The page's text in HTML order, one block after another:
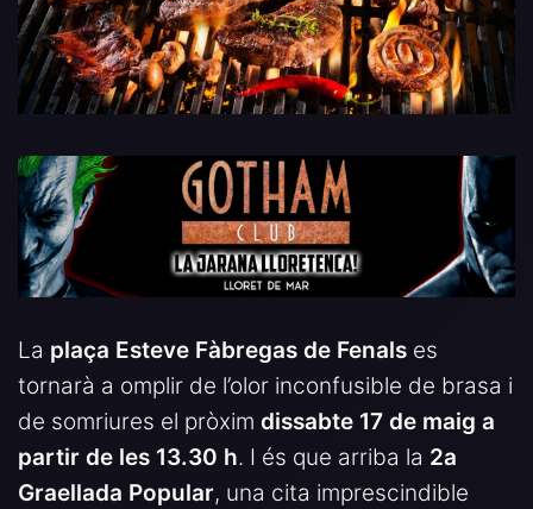
La plaça Esteve Fàbregas de Fenals es
tornarà a omplir de l’olor inconfusible de brasa i
de somriures el pròxim dissabte 17 de maig a
partir de les 13.30 h. I és que arriba la 2a
Graellada Popular, una cita imprescindible